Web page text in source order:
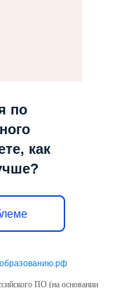
по
как
ПО (на основании